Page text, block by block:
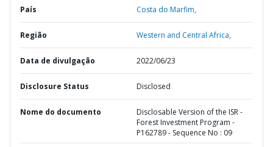
País Costa do Marfim,
Região Western and Central Africa,
Data de divulgação 2022/06/23
Disclosure Status Disclosed
Nome do documento
Disclosable Version of the ISR -
Forest Investment Program -
P162789 - Sequence No : 09